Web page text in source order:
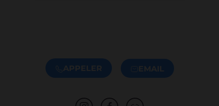
APPELER EMAIL